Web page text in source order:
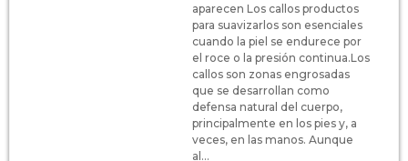
aparecen Los callos productos
para suavizarlos son esenciales
cuando la piel se endurece por
el roce o la presión continua.Los
callos son zonas engrosadas
que se desarrollan como
defensa natural del cuerpo,
principalmente en los pies y, a
veces, en las manos. Aunque
al...